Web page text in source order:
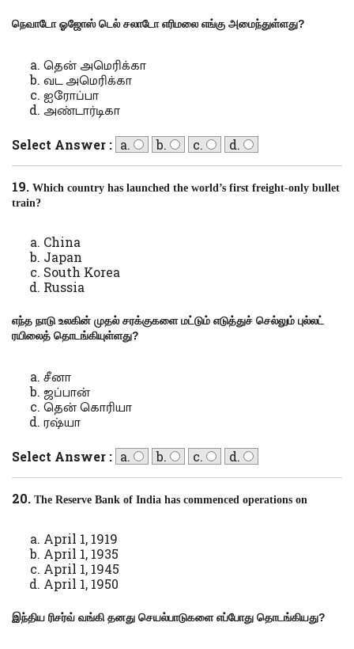
நெவாடோ ஓஜோஸ் டெல் சலாடோ எரிமலை எங்கு அமைந்துள்ளது?
தென் அமெரிக்கா
வட அமெரிக்கா
ஐரோப்பா
அண்டார்டிகா
Select Answer : a. b. c. d.
19.Which country has launched the world’s first freight-only bullet
train?
China
Japan
South Korea
Russia
எந்த நாடு உலகின் முதல் சரக்குகளை மட்டும் எடுத்துச் செல்லும் புல்லட்
ரயிலைத் தொடங்கியுள்ளது?
சீனா
ஜப்பான்
தென் கொரியா
ரஷ்யா
Select Answer : a. b. c. d.
20.The Reserve Bank of India has commenced operations on
April 1, 1919
April 1, 1935
April 1, 1945
April 1, 1950
இந்திய ரிசர்வ் வங்கி தனது செயல்பாடுகளை எப்போது தொடங்கியது?